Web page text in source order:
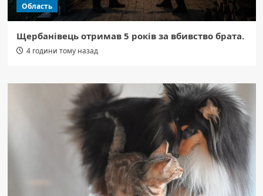
Область
Щербанівець отримав 5 років за вбивство брата.
4 години тому назад